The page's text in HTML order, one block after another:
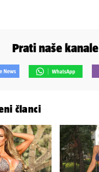
Prati naše kanale
članci